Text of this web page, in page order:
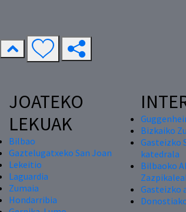
JOATEKO
LEKUAK
Bilbao
Gaztelugatxeko San Joan
Lekeitio
Laguardia
Zumaia
Hondarribia
Bizkaiko
Gasteizko
katedrala
Bilbaoko
Gasteizko